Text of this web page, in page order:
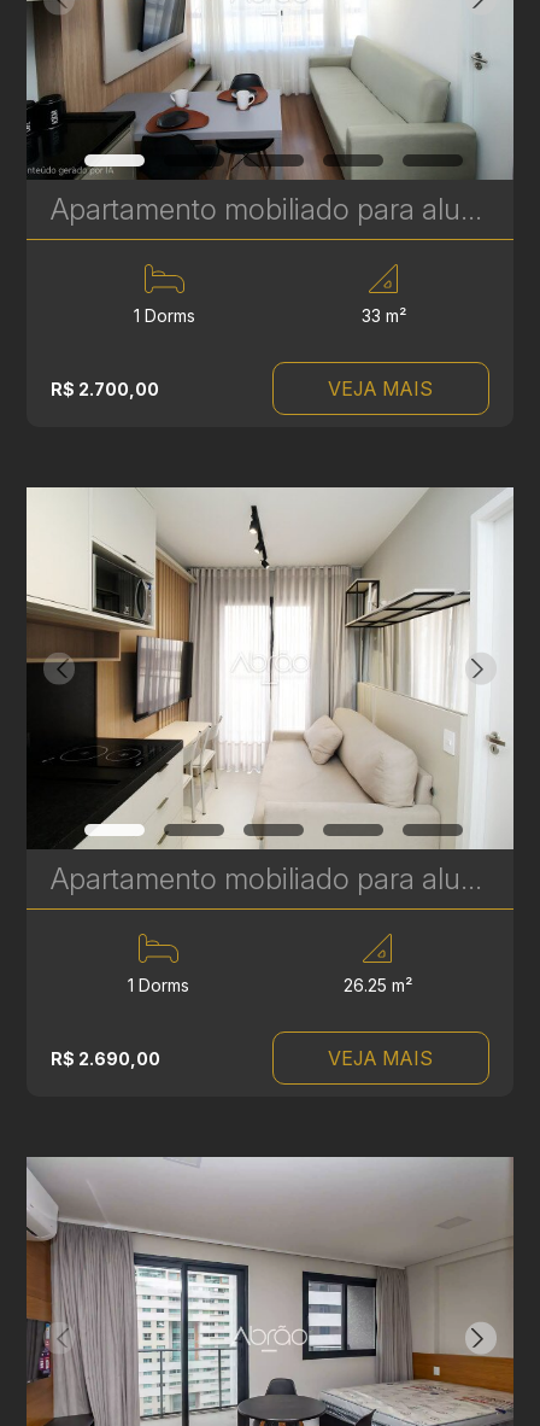
Apartamento mobiliado para alugar no Batel - 33m² - Elysia Collective Living | Ref. 1783
1 Dorms 33 m²
R$ 2.700,00 VEJA MAIS
Apartamento mobiliado para alugar no centro de Curitiba - 26,25 m² - Cena Living | Ref. 1782
1 Dorms 26.25 m²
R$ 2.690,00 VEJA MAIS